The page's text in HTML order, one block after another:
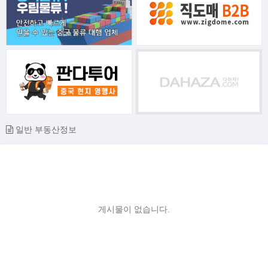
일반 부동산정보
게시물이 없습니다.